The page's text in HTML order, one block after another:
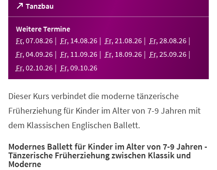
Tanzbau
(Öffnet
in
einem
neuen
Tab)
Weitere Termine
Fr, 07.08.26 Fr, 14.08.26 Fr, 21 .08.26 Fr, 28.08.26
Fr, 04.09.26 Fr, 11 .09.26 Fr, 18.09.26 Fr, 25.09.26
Fr, 02.10.26 Fr, 09.10.26
Dieser Kurs verbindet die moderne tänzerische
Früherziehung für Kinder im Alter von 7-9 Jahren mit
dem Klassischen Englischen Ballett.
Modernes Ballett für Kinder im Alter von 7-9 Jahren -
Tänzerische Früherziehung zwischen Klassik und
Moderne